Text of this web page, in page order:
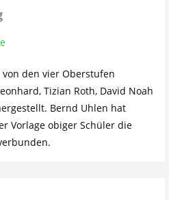
den vier Oberstufen
Tizian Roth, David Noah
Bernd Uhlen hat
Vorlage obiger Schüler die